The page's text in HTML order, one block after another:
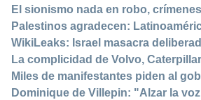
El sionismo nada en robo,
Palestinos agradecen:
WikiLeaks: Israel masacra
La complicidad de Volvo,
Miles de manifestantes piden al
Dominique de Villepin: "Alzar la